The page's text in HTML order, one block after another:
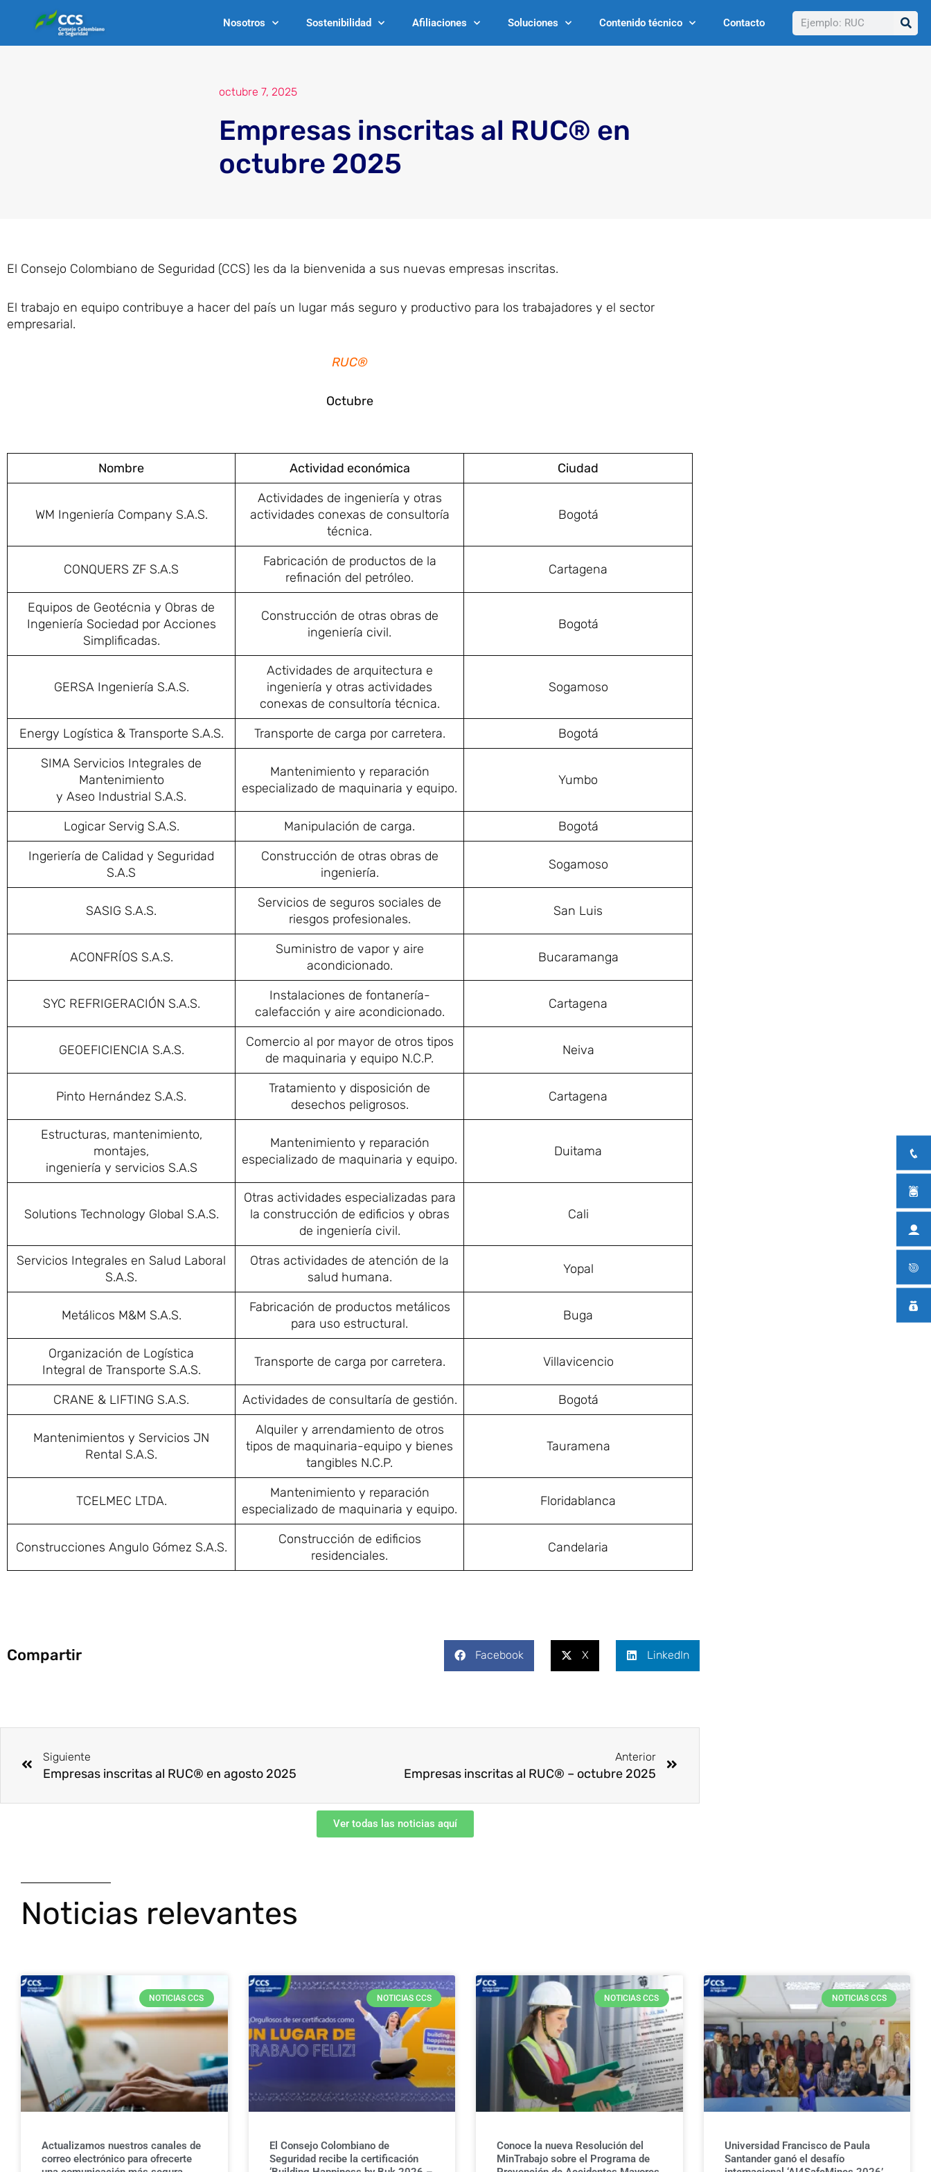
Nosotros Sostenibilidad Afiliaciones Soluciones Contenido técnico Contacto Buscar
octubre 7, 2025
Empresas inscritas al RUC® en
octubre 2025
El Consejo Colombiano de Seguridad (CCS) les da la bienvenida a sus nuevas empresas inscritas.
El trabajo en equipo contribuye a hacer del país un lugar más seguro y productivo para los trabajadores y el sector
empresarial.
RUC®
Octubre
Nombre Actividad económica Ciudad
WM Ingeniería Company S.A.S.
Actividades de ingeniería y otras
actividades conexas de consultoría
técnica.
Bogotá
CONQUERS ZF S.A.S
Fabricación de productos de la
refinación del petróleo.
Cartagena
Equipos de Geotécnia y Obras de
Ingeniería Sociedad por Acciones
Simplificadas.
Construcción de otras obras de
ingeniería civil.
Bogotá
GERSA Ingeniería S.A.S.
Actividades de arquitectura e
ingeniería y otras actividades
conexas de consultoría técnica.
Sogamoso
Energy Logística & Transporte S.A.S. Transporte de carga por carretera.
Bogotá
SIMA Servicios Integrales de
Mantenimiento
y Aseo Industrial S.A.S.
Mantenimiento y reparación
especializado de maquinaria y equipo.
Yumbo
Logicar Servig S.A.S. Manipulación de carga.
Bogotá
Ingeriería de Calidad y Seguridad
S.A.S
Construcción de otras obras de
ingeniería.
Sogamoso
SASIG S.A.S.
Servicios de seguros sociales de
riesgos profesionales.
San Luis
ACONFRÍOS S.A.S.
Suministro de vapor y aire
acondicionado.
Bucaramanga
SYC REFRIGERACIÓN S.A.S.
Instalaciones de fontanería-
calefacción y aire acondicionado.
Cartagena
GEOEFICIENCIA S.A.S.
Comercio al por mayor de otros tipos
de maquinaria y equipo N.C.P.
Neiva
Pinto Hernández S.A.S.
Tratamiento y disposición de
desechos peligrosos.
Cartagena
Estructuras, mantenimiento,
montajes,
ingeniería y servicios S.A.S
Mantenimiento y reparación
especializado de maquinaria y equipo.
Duitama
Solutions Technology Global S.A.S.
Otras actividades especializadas para
la construcción de edificios y obras
de ingeniería civil.
Cali
Servicios Integrales en Salud Laboral
S.A.S.
Otras actividades de atención de la
salud humana.
Yopal
Metálicos M&M S.A.S.
Fabricación de productos metálicos
para uso estructural.
Buga
Organización de Logística
Integral de Transporte S.A.S.
Transporte de carga por carretera. Villavicencio
CRANE & LIFTING S.A.S. Actividades de consultaría de gestión. Bogotá
Mantenimientos y Servicios JN
Rental S.A.S.
Alquiler y arrendamiento de otros
tipos de maquinaria-equipo y bienes
tangibles N.C.P.
Tauramena
TCELMEC LTDA.
Mantenimiento y reparación
especializado de maquinaria y equipo.
Floridablanca
Construcciones Angulo Gómez S.A.S.
Construcción de edificios
residenciales.
Candelaria
Compartir Facebook X LinkedIn
Siguiente
Empresas inscritas al RUC® en agosto 2025
Anterior
Empresas inscritas al RUC® – octubre 2025
Ver todas las noticias aquí
Noticias relevantes
NOTICIAS CCS
Actualizamos nuestros canales de
correo electrónico para ofrecerte
NOTICIAS CCS
El Consejo Colombiano de
Seguridad recibe la certificación
NOTICIAS CCS
Conoce la nueva Resolución del
MinTrabajo sobre el Programa de
NOTICIAS CCS
Universidad Francisco de Paula
Santander ganó el desafío